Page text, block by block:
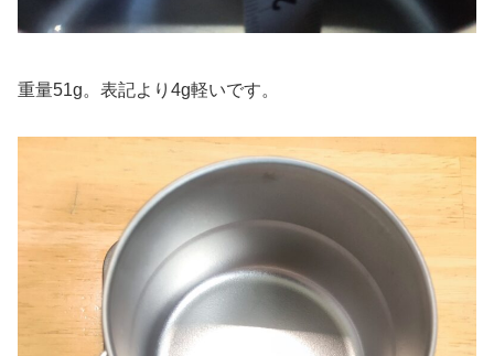
重量51g。表記より4g軽いです。